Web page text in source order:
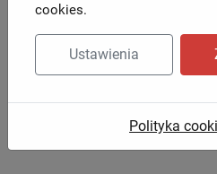
cookies.
Ustawienia
Polityka